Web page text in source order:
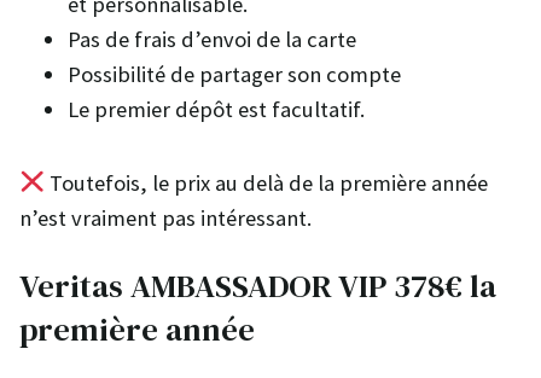
Pas de frais d’envoi de la carte
Possibilité de partager son compte
Le premier dépôt est facultatif.
Toutefois, le prix au delà de la première année
n’est vraiment pas intéressant.
Veritas AMBASSADOR VIP 378€ la
première année